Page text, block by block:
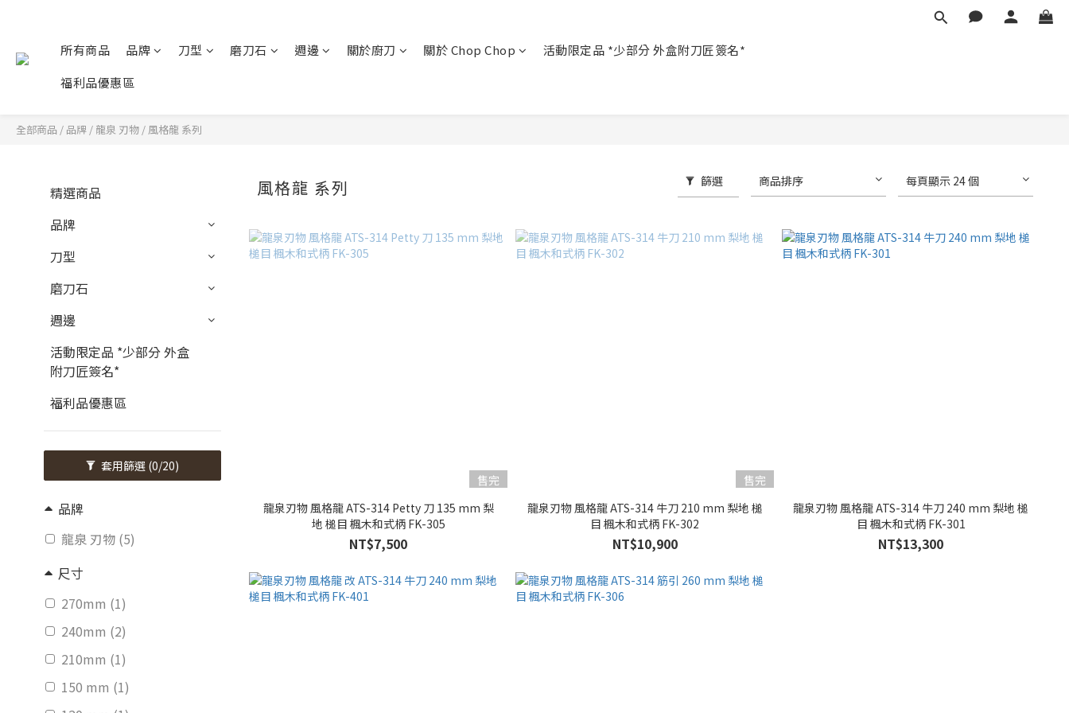
所有商品 品牌 刀型 磨刀石 週邊 關於廚刀 關於 Chop Chop
活動限定品 *少部分 外盒附刀匠簽名*
福利品優惠區
全部商品 / 品牌 / 龍泉 刃物 / 風格龍 系列
精選商品
品牌
刀型
磨刀石
週邊
活動限定品 *少部分 外盒
附刀匠簽名*
福利品優惠區
套用篩選 (0/20)
品牌
龍泉 刃物 (5)
尺寸
270mm (1)
240mm (2)
210mm (1)
150 mm (1)
風格龍 系列 篩選 商品排序 每頁顯示 24 個
售完
龍泉刃物 風格龍 ATS-314 Petty 刀 135 mm 梨
地 槌目 楓木和式柄 FK-305
NT$7,500
售完
龍泉刃物 風格龍 ATS-314 牛刀 210 mm 梨地 槌
目 楓木和式柄 FK-302
NT$10,900
龍泉刃物 風格龍 ATS-314 牛刀 240 mm 梨地 槌
目 楓木和式柄 FK-301
NT$13,300